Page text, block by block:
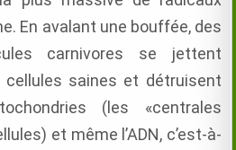
En avalant une bouffée, des
carnivores se jettent
cellules saines et détruisent
(les «centrales
et même l’ADN, c’est-à-